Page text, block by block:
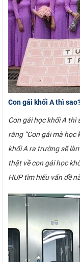
Con gái khối A thì
Con gái học khối A
rằng “Con gái mà học
khối A ra trường sẽ
thật về con gái học
HUP tìm hiểu vấn đề